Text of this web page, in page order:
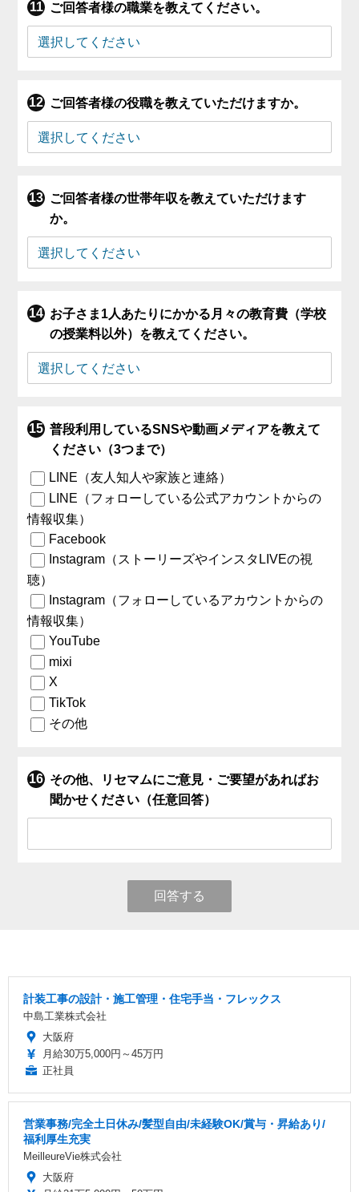
ご回答者様の職業を教えてください。
ご回答者様の役職を教えていただけますか。
ご回答者様の世帯年収を教えていただけます
か。
お子さま1人あたりにかかる月々の教育費（学校
の授業料以外）を教えてください。
普段利用しているSNSや動画メディアを教えて
ください（3つまで）
LINE（友人知人や家族と連絡）
LINE（フォローしている公式アカウントからの
情報収集）
Facebook
Instagram（ストーリーズやインスタLIVEの視
聴）
Instagram（フォローしているアカウントからの
情報収集）
YouTube
mixi
X
TikTok
その他
その他、リセマムにご意見・ご要望があればお
聞かせください（任意回答）
回答する
計装工事の設計・施工管理・住宅手当・フレックス
中島工業株式会社
大阪府
月給30万5,000円～45万円
正社員
営業事務/完全土日休み/髪型自由/未経験OK/賞与・昇給あり/
福利厚生充実
MeilleureVie株式会社
大阪府